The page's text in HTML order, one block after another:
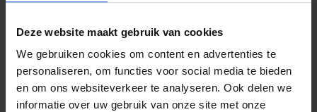
Deze website maakt gebruik van cookies
We gebruiken cookies om content en advertenties te
personaliseren, om functies voor social media te bieden
en om ons websiteverkeer te analyseren. Ook delen we
informatie over uw gebruik van onze site met onze